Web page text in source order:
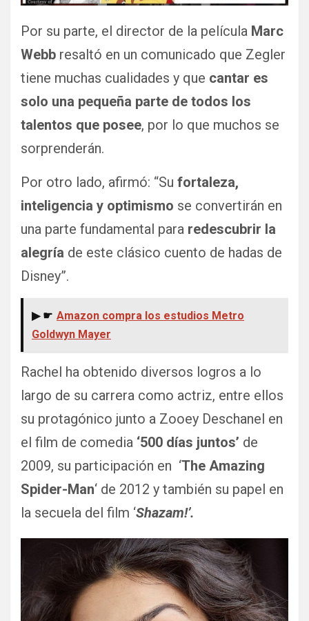
Por su parte, el director de la película Marc
Webb resaltó en un comunicado que Zegler
tiene muchas cualidades y que cantar es
solo una pequeña parte de todos los
talentos que posee, por lo que muchos se
sorprenderán.
Por otro lado, afirmó: “Su fortaleza,
inteligencia y optimismo se convertirán en
una parte fundamental para redescubrir la
alegría de este clásico cuento de hadas de
Disney”.
▶ ☛ Amazon compra los estudios Metro
Goldwyn Mayer
Rachel ha obtenido diversos logros a lo
largo de su carrera como actriz, entre ellos
su protagónico junto a Zooey Deschanel en
el film de comedia ‘500 días juntos’ de
2009, su participación en ‘The Amazing
Spider-Man‘ de 2012 y también su papel en
la secuela del film ‘Shazam!’.